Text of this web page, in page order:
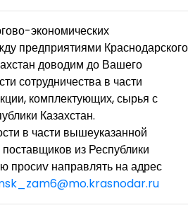
экономических
предприятиями Краснодарского
доводим до Вашего
сотрудничества в части
комплектующих, сырья с
Казахстан.
в части вышеуказанной
из Республики
просиv направлять на адрес